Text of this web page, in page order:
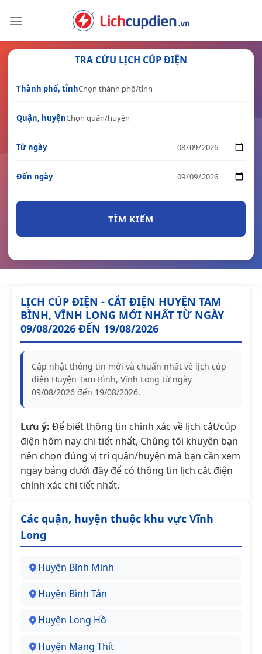
TRA CỨU LỊCH CÚP ĐIỆN
Thành phố, tỉnh
Quận, huyện
Từ ngày
Đến ngày
TÌM KIẾM
LỊCH CÚP ĐIỆN - CẮT ĐIỆN HUYỆN TAM
BÌNH, VĨNH LONG MỚI NHẤT TỪ NGÀY
09/08/2026 ĐẾN 19/08/2026
Cập nhật thông tin mới và chuẩn nhất về lịch cúp
điện Huyện Tam Bình, Vĩnh Long từ ngày
09/08/2026 đến 19/08/2026.
Lưu ý: Để biết thông tin chính xác về lịch cắt/cúp
điện hôm nay chi tiết nhất, Chúng tôi khuyên bạn
nên chọn đúng vị trí quận/huyện mà bạn cần xem
ngay bảng dưới đây để có thông tin lịch cắt điện
chính xác chi tiết nhất.
Các quận, huyện thuộc khu vực Vĩnh
Long
Huyện Bình Minh
Huyện Bình Tân
Huyện Long Hồ
Huyện Mang Thít